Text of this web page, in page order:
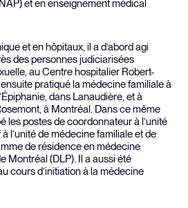
et en enseignement médical
et en hôpitaux, il a d’abord agi
des personnes judiciarisées
au Centre hospitalier Robert-
pratiqué la médecine familiale à
dans Lanaudière, et à
à Montréal. Dans ce même
les postes de coordonnateur à l’unité
l’unité de médecine familiale et de
de résidence en médecine
Montréal (DLP). Il a aussi été
cours d’initiation à la médecine